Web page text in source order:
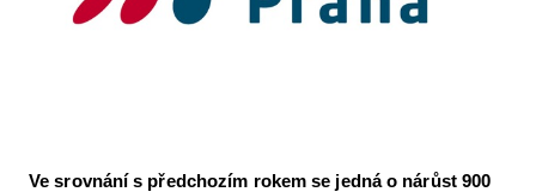
Ve srovnání s předchozím rokem se jedná o nárůst 900
The SAFE Guide app